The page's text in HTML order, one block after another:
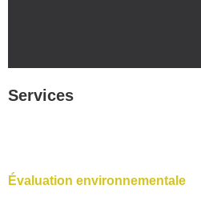
Services
Évaluation environnementale